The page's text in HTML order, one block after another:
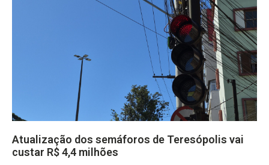
Atualização dos semáforos de Teresópolis vai
custar R$ 4,4 milhões